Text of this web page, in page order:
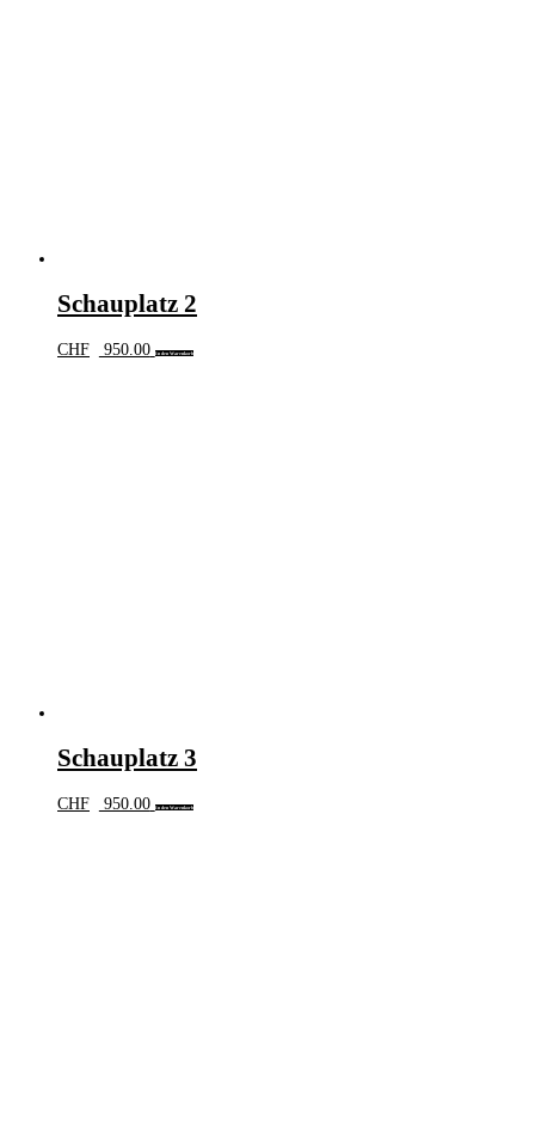
Schauplatz 2
CHF 950.00 In den Warenkorb
Schauplatz 3
CHF 950.00 In den Warenkorb